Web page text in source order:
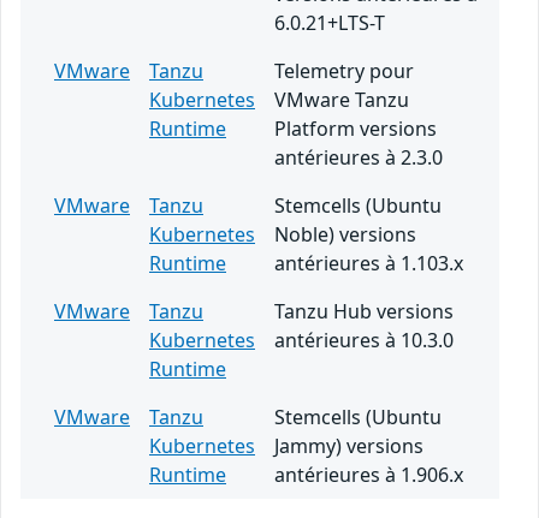
6.0.21+LTS-T
VMware
Tanzu
Kubernetes
Runtime
Telemetry pour
VMware Tanzu
Platform versions
antérieures à 2.3.0
VMware
Tanzu
Kubernetes
Runtime
Stemcells (Ubuntu
Noble) versions
antérieures à 1.103.x
VMware
Tanzu
Kubernetes
Runtime
Tanzu Hub versions
antérieures à 10.3.0
VMware
Tanzu
Kubernetes
Runtime
Stemcells (Ubuntu
Jammy) versions
antérieures à 1.906.x